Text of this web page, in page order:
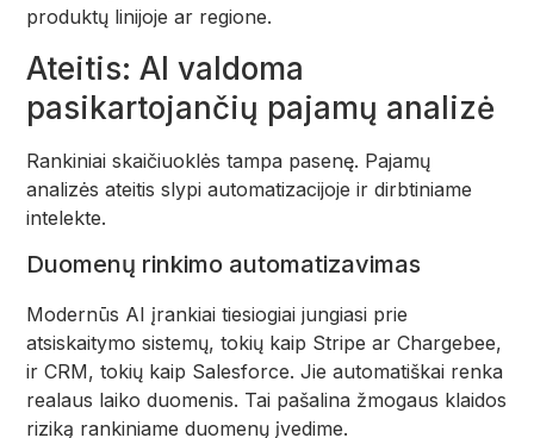
produktų linijoje ar regione.
Ateitis: AI valdoma
pasikartojančių pajamų analizė
Rankiniai skaičiuoklės tampa pasenę. Pajamų
analizės ateitis slypi automatizacijoje ir dirbtiniame
intelekte.
Duomenų rinkimo automatizavimas
Modernūs AI įrankiai tiesiogiai jungiasi prie
atsiskaitymo sistemų, tokių kaip Stripe ar Chargebee,
ir CRM, tokių kaip Salesforce. Jie automatiškai renka
realaus laiko duomenis. Tai pašalina žmogaus klaidos
riziką rankiniame duomenų įvedime.